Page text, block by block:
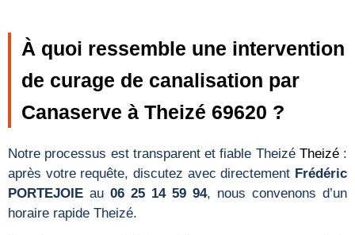
À quoi ressemble une intervention
de curage de canalisation par
Canaserve à Theizé 69620 ?
Notre processus est transparent et fiable Theizé Theizé:
après votre requête, discutez avec directement Frédéric
PORTEJOIE au 06 25 14 59 94, nous convenons d’un
horaire rapide Theizé.